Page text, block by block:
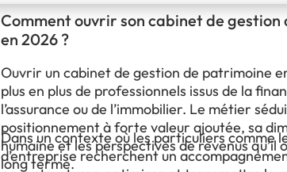
Comment ouvrir son cabinet de
en 2026 ?
Ouvrir un cabinet de gestion de patrimoine
plus en plus de professionnels issus de la
l’assurance ou de l’immobilier. Le métier
positionnement à forte valeur ajoutée, sa
humaine et les perspectives de revenus qu’il
long terme.
Dans un contexte où les particuliers comme
d’entreprise recherchent un